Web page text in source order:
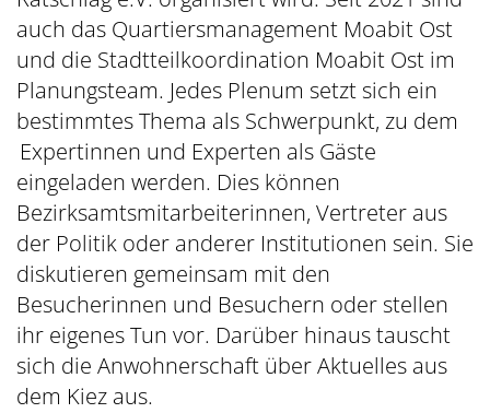
auch das Quartiersmanagement Moabit Ost
und die Stadtteilkoordination Moabit Ost im
Planungsteam. Jedes Plenum setzt sich ein
bestimmtes Thema als Schwerpunkt, zu dem
Expertinnen und Experten als Gäste
eingeladen werden. Dies können
Bezirksamtsmitarbeiterinnen, Vertreter aus
der Politik oder anderer Institutionen sein. Sie
diskutieren gemeinsam mit den
Besucherinnen und Besuchern oder stellen
ihr eigenes Tun vor. Darüber hinaus tauscht
sich die Anwohnerschaft über Aktuelles aus
dem Kiez aus.